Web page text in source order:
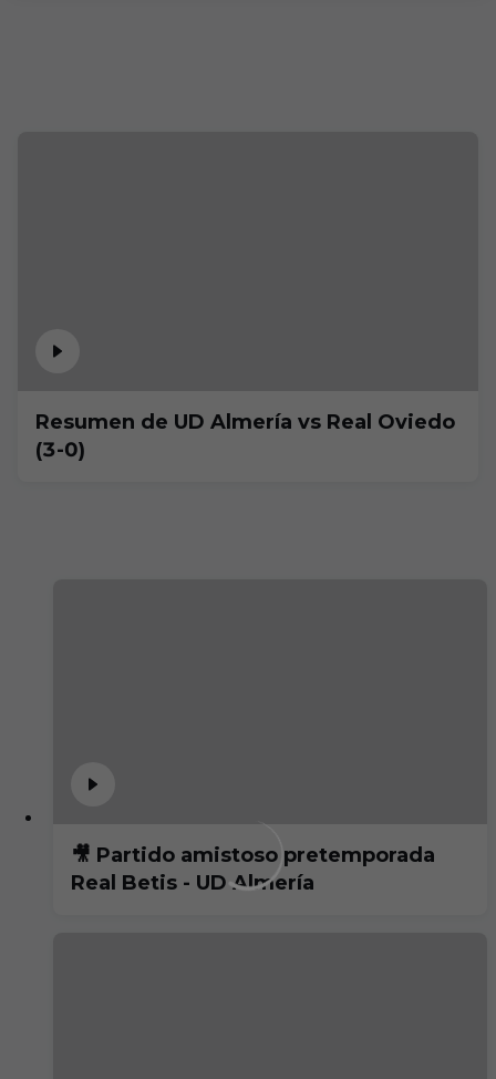
Resumen de UD Almería vs Real Oviedo
(3-0)
🎥 Partido amistoso pretemporada
Real Betis - UD Almería